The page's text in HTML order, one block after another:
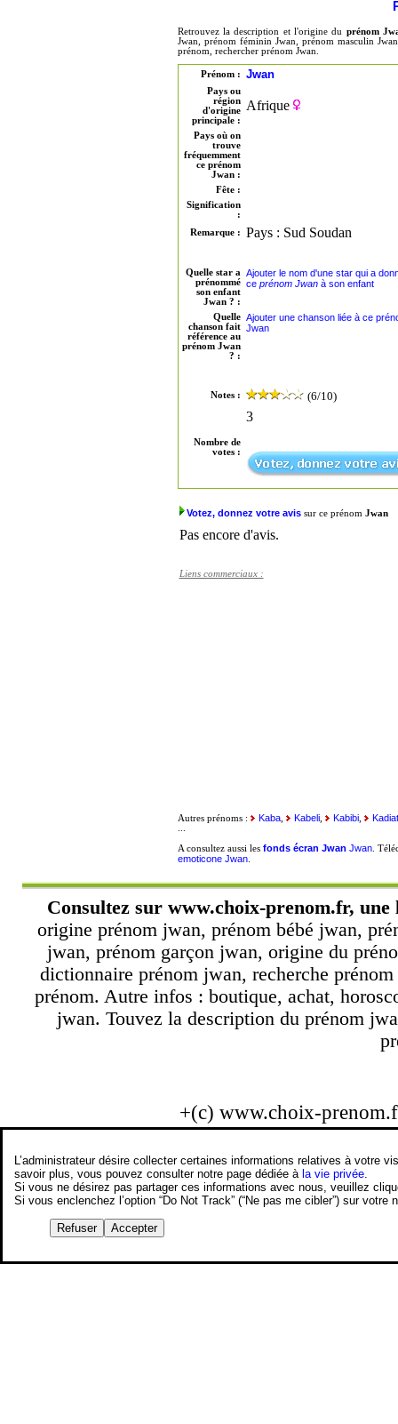
Retrouvez la description et l'origine du prénom
Jwan, prénom féminin Jwan, prénom masculin
prénom, rechercher prénom Jwan.
Prénom : Jwan
Pays ou
région
d'origine
principale :
Afrique
Pays où on
trouve
fréquemment
ce prénom
Jwan :
Fête :
Signification
:
Remarque :
Pays : Sud Soudan
Quelle star a
prénommé
son enfant
Jwan ? :
Ajouter le nom d'une star qui a
ce prénom Jwanà son enfant
Quelle
chanson fait
référence au
prénom Jwan
? :
Ajouter une chanson liée à ce
Jwan
Notes : (6/10)
Nombre de
votes :
3
Votez, donnez votre avissur ce prénom Jwan
Pas encore d'avis.
Liens commerciaux :
Autres prénoms : Kaba, Kabeli, Kabibi,
A consultez aussi les fonds écran Jwan Jwan.
emoticone Jwan.
Consultez sur www.choix-prenom.fr, une
origine prénom jwan, prénom bébé jwan,
jwan, prénom garçon jwan, origine du
dictionnaire prénom jwan, recherche
prénom. Autre infos : boutique, achat,
jwan. Touvez la description du prénom
+(c) www.choix-
L’administrateur désire collecter certaines informations relatives à votre
savoir plus, vous pouvez consulter notre page dédiée àla vie privée
Si vous ne désirez pas partager ces informations avec nous, veuillez
Si vous enclenchez l’option “Do Not Track” (“Ne pas me cibler”) sur
Refuser Accepter